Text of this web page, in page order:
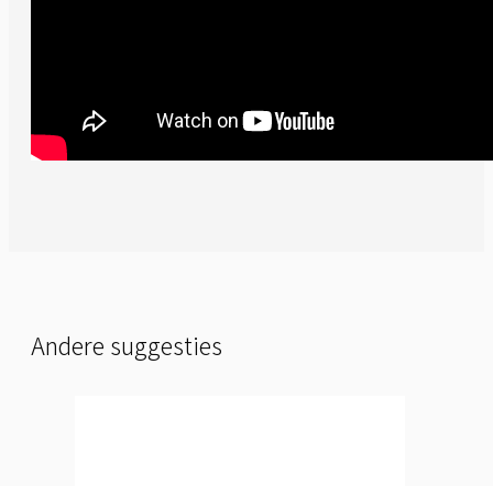
Andere suggesties